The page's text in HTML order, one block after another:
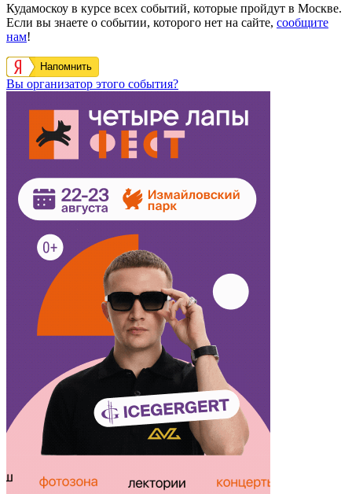
Кудамоскоу в курсе всех событий, которые пройдут в Москве.
Если вы знаете о событии, которого нет на сайте, сообщите
нам!
Напомнить
Вы организатор этого события?